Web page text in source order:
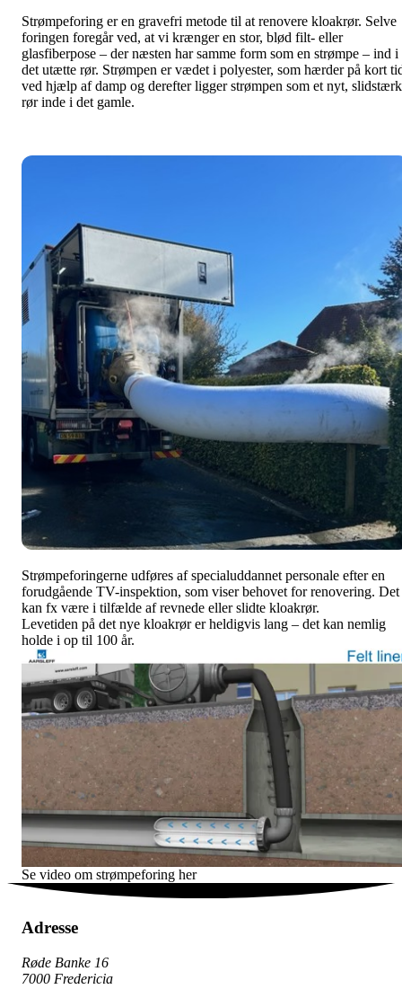
Strømpeforing er en gravefri metode til at renovere kloakrør. Selve
foringen foregår ved, at vi krænger en stor, blød filt- eller
glasfiberpose – der næsten har samme form som en strømpe – ind i
det utætte rør. Strømpen er vædet i polyester, som hærder på kort
ved hjælp af damp og derefter ligger strømpen som et nyt,
rør inde i det gamle.
Strømpeforingerne udføres af specialuddannet personale efter en
forudgående TV-inspektion, som viser behovet for renovering. Det
kan fx være i tilfælde af revnede eller slidte kloakrør.
Levetiden på det nye kloakrør er heldigvis lang – det kan nemlig
holde i op til 100 år.
Se video om strømpeforing her
Adresse
Røde Banke 16
7000 Fredericia